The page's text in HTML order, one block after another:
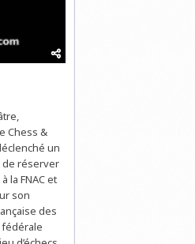
Chess &
un
de réserver
la FNAC et
son
des
fédérale